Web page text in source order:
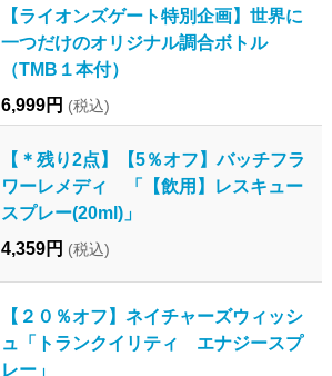
【ライオンズゲート特別企画】世界に
一つだけのオリジナル調合ボトル
（TMB１本付）
6,999円 (税込)
【＊残り2点】【5％オフ】バッチフラ
ワーレメディ 「【飲用】レスキュー
スプレー(20ml)」
4,359円 (税込)
【２０％オフ】ネイチャーズウィッシ
ュ「トランクイリティ エナジースプ
レー」